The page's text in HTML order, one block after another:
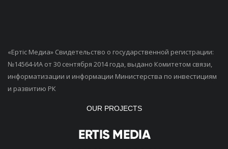
«Ертiс Медиа» Свидетельство о государственной регистрации:
№14564-ИА от 30 сентября 2014 года, выдано Комитетом связи,
информатизации и информации Министерства по инвестициям
и развитию РК
OUR PROJECTS